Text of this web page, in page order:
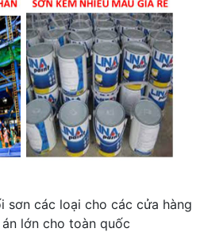
sơn các loại cho các cửa hàng
lớn cho toàn quốc